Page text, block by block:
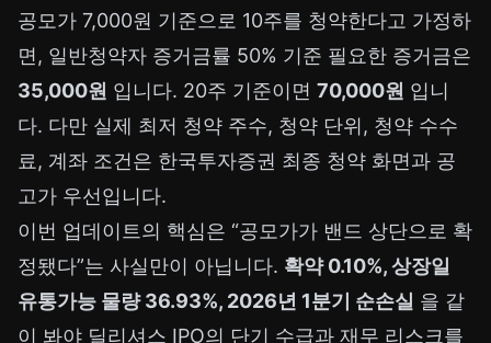
공모가 7,000원 기준으로 10주를 청약한다고 가정하
면, 일반청약자 증거금률 50% 기준 필요한 증거금은
35,000원 입니다. 20주 기준이면 70,000원 입니
다. 다만 실제 최저 청약 주수, 청약 단위, 청약 수수
료, 계좌 조건은 한국투자증권 최종 청약 화면과 공
고가 우선입니다.
이번 업데이트의 핵심은 “공모가가 밴드 상단으로 확
정됐다”는 사실만이 아닙니다. 확약 0.10%, 상장일
유통가능 물량 36.93%, 2026년 1분기 순손실 을 같
이 봐야 딜리셔스 IPO의 단기 수급과 재무 리스크를